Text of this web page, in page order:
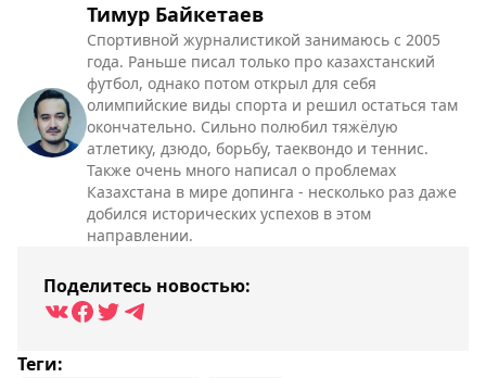
Тимур Байкетаев
Спортивной журналистикой занимаюсь с 2005
года. Раньше писал только про казахстанский
футбол, однако потом открыл для себя
олимпийские виды спорта и решил остаться там
окончательно. Сильно полюбил тяжёлую
атлетику, дзюдо, борьбу, таеквондо и теннис.
Также очень много написал о проблемах
Казахстана в мире допинга - несколько раз даже
добился исторических успехов в этом
направлении.
Поделитесь новостью:
Теги: